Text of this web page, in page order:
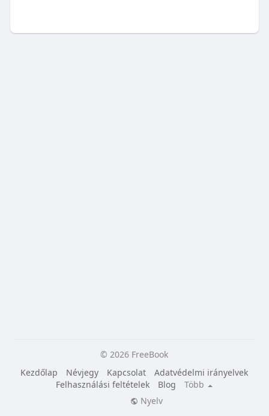
© 2026 FreeBook
Kezdőlap
Névjegy Kapcsolat
Adatvédelmi irányelvek
Felhasználási feltételek
Blog
Több
Nyelv